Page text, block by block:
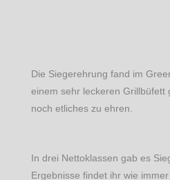
Die Siegerehrung fand im
einem sehr leckeren Grillbüfett
noch etliches zu ehren.
In drei Nettoklassen gab es
Ergebnisse findet ihr wie